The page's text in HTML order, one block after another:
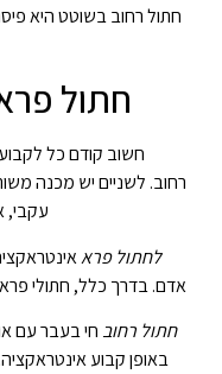
חתול רחוב בשוטט היא
חתול
חשוב קודם כל
רחוב. לשניים יש מכנה
עקבי,
לחתול פרא
אדם. בדרך כלל, חתולי
חתול רחוב חי בעבר עם
באופן קבוע